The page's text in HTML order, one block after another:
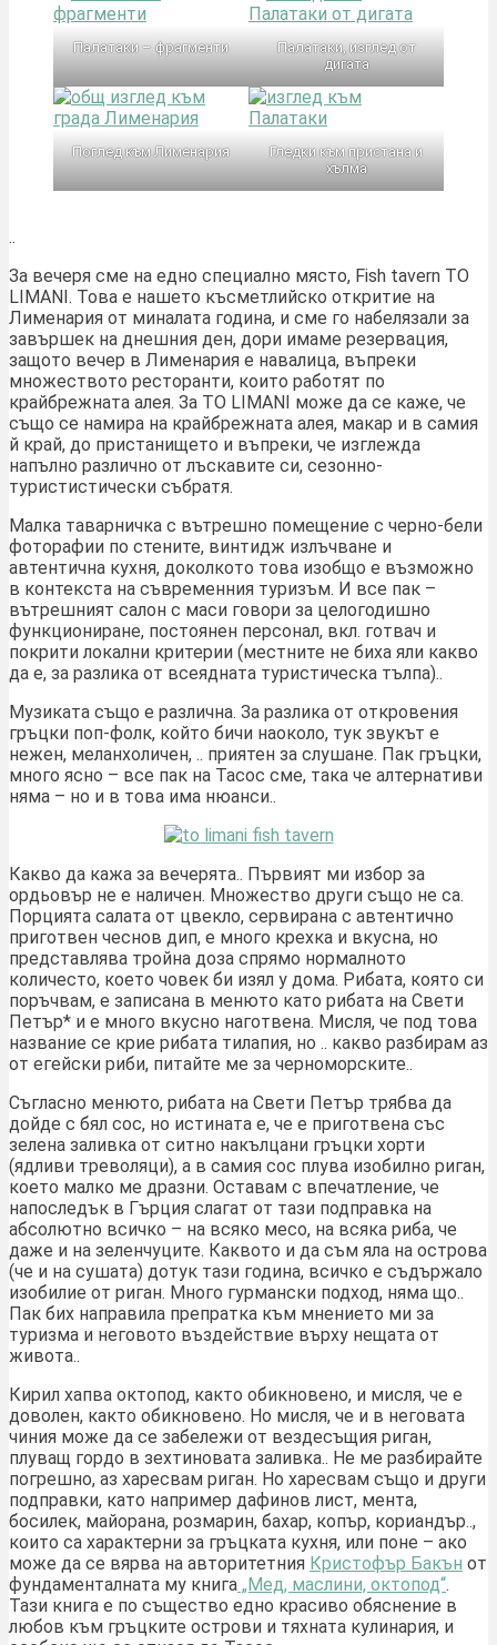
Палатаки – фрагменти
Палатаки, изглед от
дигата
Поглед към Лименария
Гледки към пристана и
хълма
..
За вечеря сме на едно специално място, Fish tavern TO
LIMANI. Това е нашето късметлийско откритие на
Лименария от миналата година, и сме го набелязали за
завършек на днешния ден, дори имаме резервация,
защото вечер в Лименария е навалица, въпреки
множеството ресторанти, които работят по
крайбрежната алея. За TO LIMANI може да се каже, че
също се намира на крайбрежната алея, макар и в самия
й край, до пристанището и въпреки, че изглежда
напълно различно от лъскавите си, сезонно-
туристистически събратя.
Малка таварничка с вътрешно помещение с черно-бели
фоторафии по стените, винтидж излъчване и
автентична кухня, доколкото това изобщо е възможно
в контекста на съвременния туризъм. И все пак –
вътрешният салон с маси говори за целогодишно
функциониране, постоянен персонал, вкл. готвач и
покрити локални критерии (местните не биха яли какво
да е, за разлика от всеядната туристическа тълпа)..
Музиката също е различна. За разлика от откровения
гръцки поп-фолк, който бичи наоколо, тук звукът е
нежен, меланхоличен, .. приятен за слушане. Пак гръцки,
много ясно – все пак на Тасос сме, така че алтернативи
няма – но и в това има нюанси..
Какво да кажа за вечерята.. Първият ми избор за
ордьовър не е наличен. Множество други също не са.
Порцията салата от цвекло, сервирана с автентично
приготвен чеснов дип, е много крехка и вкусна, но
представлява тройна доза спрямо нормалното
количесто, което човек би изял у дома. Рибата, която си
поръчвам, е записана в менюто като рибата на Свети
Петър* и е много вкусно наготвена. Мисля, че под това
название се крие рибата тилапия, но .. какво разбирам аз
от егейски риби, питайте ме за черноморските..
Съгласно менюто, рибата на Свети Петър трябва да
дойде с бял сос, но истината е, че е приготвена със
зелена заливка от ситно накълцани гръцки хорти
(ядливи треволяци), а в самия сос плува изобилно риган,
което малко ме дразни. Оставам с впечатление, че
напоследък в Гърция слагат от тази подправка на
абсолютно всичко – на всяко месо, на всяка риба, че
даже и на зеленчуците. Каквото и да съм яла на острова
(че и на сушата) дотук тази година, всичко е съдържало
изобилие от риган. Много гурмански подход, няма що..
Пак бих направила препратка към мнението ми за
туризма и неговото въздействие върху нещата от
живота..
Кирил хапва октопод, както обикновено, и мисля, че е
доволен, както обикновено. Но мисля, че и в неговата
чиния може да се забележи от вездесъщия риган,
плуващ гордо в зехтиновата заливка.. Не ме разбирайте
погрешно, аз харесвам риган. Но харесвам също и други
подправки, като например дафинов лист, мента,
босилек, майорана, розмарин, бахар, копър, кориандър..,
които са характерни за гръцката кухня, или поне – ако
може да се вярва на авторитетния Кристофър Бакън от
фундаменталната му книга „Мед, маслини, октопод“.
Тази книга е по същество едно красиво обяснение в
любов към гръцките острови и тяхната кулинария, и